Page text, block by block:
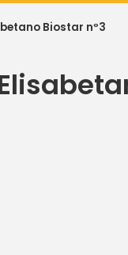
Biostar nº3